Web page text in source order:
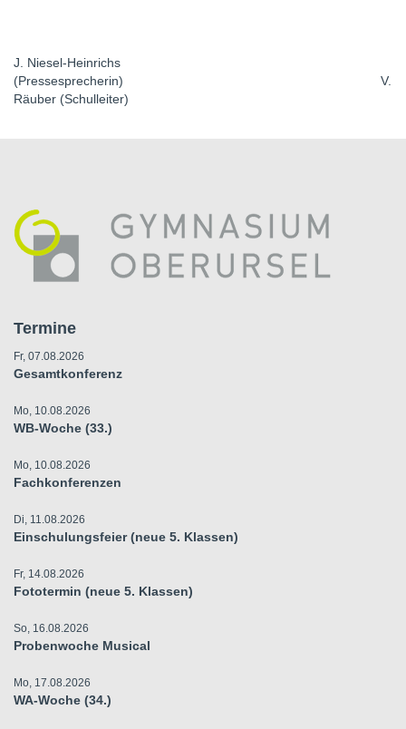
J. Niesel-Heinrichs
(Pressesprecherin) V.
Räuber (Schulleiter)
Termine
Fr, 07.08.2026
Gesamtkonferenz
Mo, 10.08.2026
WB-Woche (33.)
Mo, 10.08.2026
Fachkonferenzen
Di, 11.08.2026
Einschulungsfeier (neue 5. Klassen)
Fr, 14.08.2026
Fototermin (neue 5. Klassen)
So, 16.08.2026
Probenwoche Musical
Mo, 17.08.2026
WA-Woche (34.)